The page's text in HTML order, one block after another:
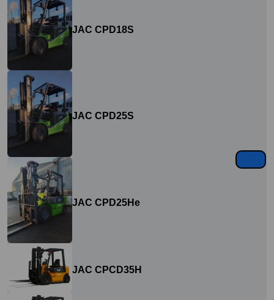
JAC CPD18S
JAC CPD25S
JAC CPD25He
JAC CPCD35H